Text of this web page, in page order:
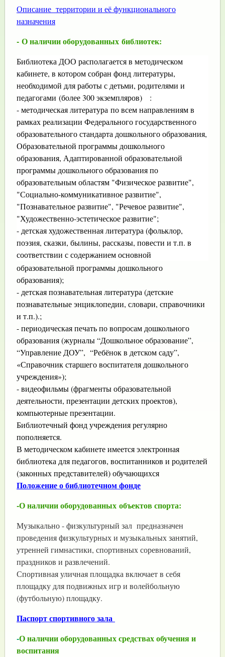
Описание территории и её функционального
назначения
- О наличии оборудованных библиотек:
Библиотека ДОО располагается в методическом
кабинете, в котором собран фонд литературы,
необходимой для работы с детьми, родителями и
педагогами (более 300 экземпляров) :
- методическая литература по всем направлениям в
рамках реализации Федерального государственного
образовательного стандарта дошкольного образования,
Образовательной программы дошкольного
образования, Адаптированной образовательной
программы дошкольного образования по
образовательным областям "Физическое развитие",
"Социально-коммуникативное развитие",
"Познавательное развитие", "Речевое развитие",
"Художественно-эстетическое развитие";
- детская художественная литература (фольклор,
поэзия, сказки, былины, рассказы, повести и т.п. в
соответствии с содержанием основной
образовательной программы дошкольного
образования);
- детская познавательная литература (детские
познавательные энциклопедии, словари, справочники
и т.п.).;
- периодическая печать по вопросам дошкольного
образования (журналы “Дошкольное образование”,
“Управление ДОУ”, “Ребёнок в детском саду”,
«Справочник старшего воспитателя дошкольного
учреждения»);
- видеофильмы (фрагменты образовательной
деятельности, презентации детских проектов),
компьютерные презентации.
Библиотечный фонд учреждения регулярно
пополняется.
В методическом кабинете имеется электронная
библиотека для педагогов, воспитанников и родителей
(законных представителей)обучающихся
Положение о библиотечном фонде
-О наличии оборудованных объектов спорта:
Музыкально - физкультурный зал предназначен
проведения физкультурных и музыкальных занятий,
утренней гимнастики, спортивных соревнований,
праздников и развлечений.
Спортивная уличная площадка включает в себя
площадку для подвижных игр и волейбольную
(футбольную) площадку.
Паспорт спортивного зала
-О наличии оборудованных средствах обучения и
воспитания